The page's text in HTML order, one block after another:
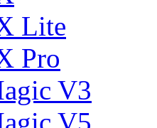
Lite
Pro
V3
V5